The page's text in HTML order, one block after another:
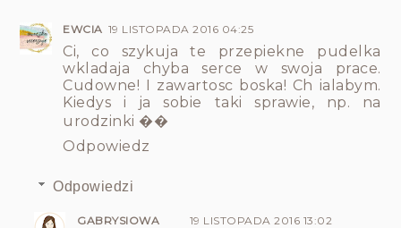
EWCIA 19 LISTOPADA 2016 04:25
Ci, co szykuja te przepiekne pudelka
wkladaja chyba serce w swoja prace.
Cudowne! I zawartosc boska! Ch ialabym.
Kiedys i ja sobie taki sprawie, np. na
urodzinki ��
Odpowiedz
Odpowiedzi
GABRYSIOWA 19 LISTOPADA 2016 13:02